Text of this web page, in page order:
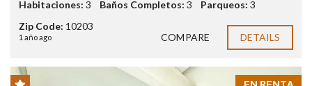
Habitaciones: 3 Baños Completos: 3 Parqueos: 3
Zip Code: 10203
1 año ago COMPARE DETAILS
EN RENTA